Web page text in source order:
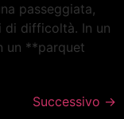
passeggiata,
di difficoltà. In un
un **parquet
Successivo →